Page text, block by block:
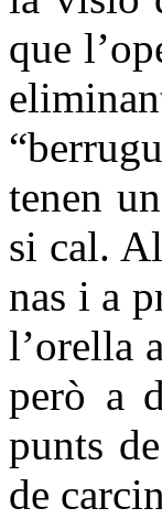
que
tenen
si cal.
nas i a
l’orella
però a
punts
de